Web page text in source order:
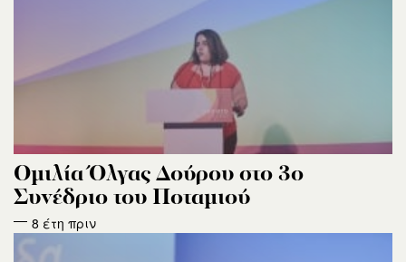
Ομιλία Όλγας Δούρου στο 3ο
Συνέδριο του Ποταμιού
8 έτη πριν